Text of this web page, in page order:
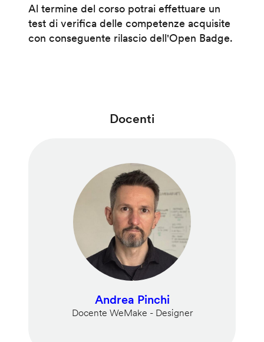
Al termine del corso potrai effettuare un
test di verifica delle competenze acquisite
con conseguente rilascio dell'Open Badge.
Docenti
Andrea Pinchi
Docente WeMake - Designer